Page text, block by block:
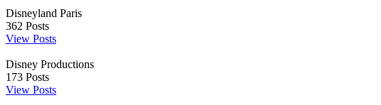
Disneyland Paris
362 Posts
View Posts
Disney Productions
173 Posts
View Posts